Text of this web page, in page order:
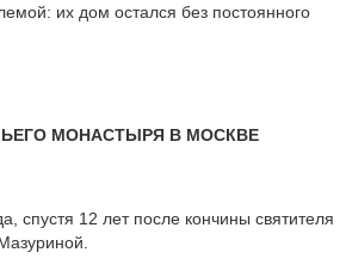
их дом остался без постоянного
МОНАСТЫРЯ В МОСКВЕ
спустя 12 лет после кончины святителя